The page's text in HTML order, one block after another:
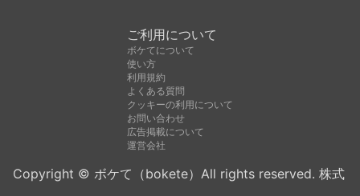
ご利用について
ボケてについて
使い方
利用規約
よくある質問
クッキーの利用について
お問い合わせ
広告掲載について
運営会社
Copyright © ボケて（bokete）All rights reserved. 株式